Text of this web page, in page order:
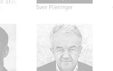
Sven Plieninger